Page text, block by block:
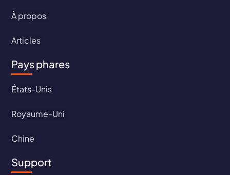
À propos
Articles
Pays phares
États-Unis
Royaume-Uni
Chine
Support